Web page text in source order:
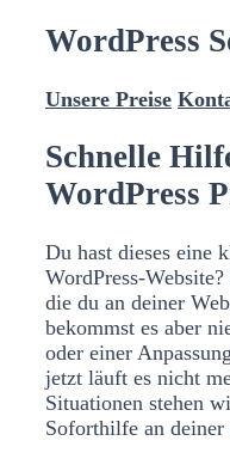
WordPress
Unsere Preise
Schnelle
WordPress
Du hast dieses eine
WordPress-
die du an deiner
bekommst es aber
oder einer
jetzt läuft es nicht
Situationen stehen
Soforthilfe an deiner